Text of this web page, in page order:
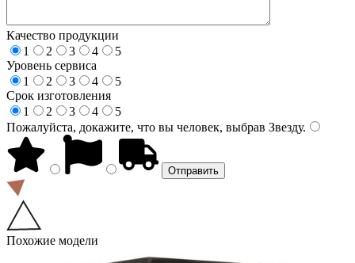
Качество продукции
1
2 3 4
5
Уровень сервиса
1
2 3 4
5
Срок изготовления
1
2 3 4
5
Пожалуйста, докажите, что вы человек, выбрав Звезду.
Похожие модели